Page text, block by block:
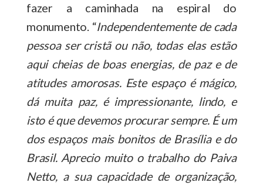
fazer a caminhada na espiral do
monumento. “Independentemente de cada
pessoa ser cristã ou não, todas elas estão
aqui cheias de boas energias, de paz e de
atitudes amorosas. Este espaço é mágico,
dá muita paz, é impressionante, lindo, e
isto é que devemos procurar sempre. É um
dos espaços mais bonitos de Brasília e do
Brasil. Aprecio muito o trabalho do Paiva
Netto, a sua capacidade de organização,